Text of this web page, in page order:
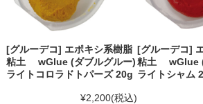
[グルーデコ] エポキシ系樹脂
粘土 wGlue (ダブルグルー)
ライトコロラドトパーズ 20g
¥2,200(税込)
[グルーデコ]
粘土 wGlue (
ライトシャム